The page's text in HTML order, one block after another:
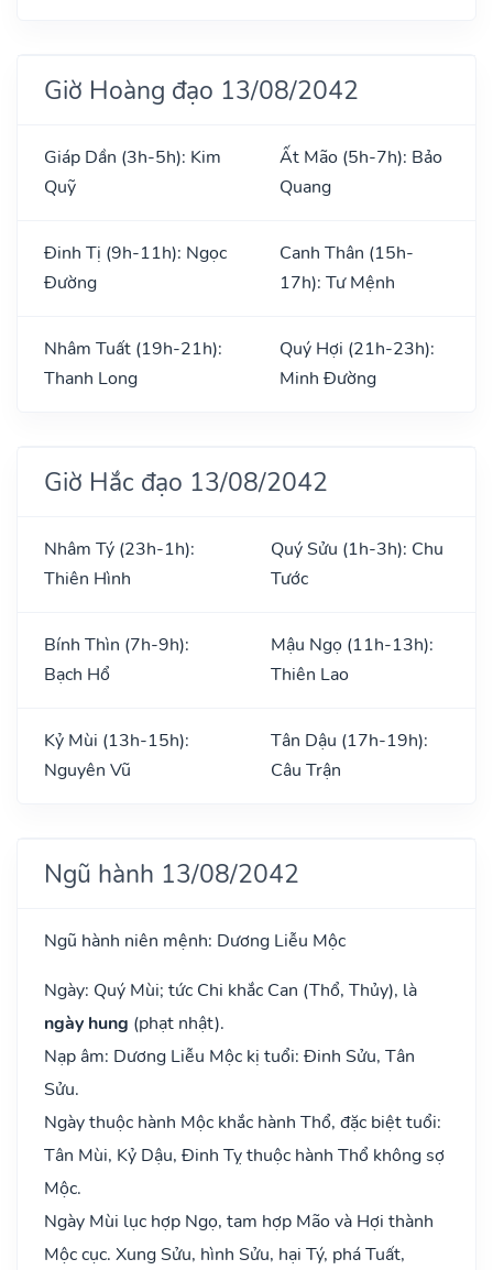
Giờ Hoàng đạo 13/08/2042
Giáp Dần (3h-5h): Kim
Quỹ
Ất Mão (5h-7h): Bảo
Quang
Đinh Tị (9h-11h): Ngọc
Đường
Canh Thân (15h-
17h): Tư Mệnh
Nhâm Tuất (19h-21h):
Thanh Long
Quý Hợi (21h-23h):
Minh Đường
Giờ Hắc đạo 13/08/2042
Nhâm Tý (23h-1h):
Thiên Hình
Quý Sửu (1h-3h): Chu
Tước
Bính Thìn (7h-9h):
Bạch Hổ
Mậu Ngọ (11h-13h):
Thiên Lao
Kỷ Mùi (13h-15h):
Nguyên Vũ
Tân Dậu (17h-19h):
Câu Trận
Ngũ hành 13/08/2042
Ngũ hành niên mệnh: Dương Liễu Mộc
Ngày: Quý Mùi; tức Chi khắc Can (Thổ, Thủy), là
ngày hung (phạt nhật).
Nạp âm: Dương Liễu Mộc kị tuổi: Đinh Sửu, Tân
Sửu.
Ngày thuộc hành Mộc khắc hành Thổ, đặc biệt tuổi:
Tân Mùi, Kỷ Dậu, Đinh Tỵ thuộc hành Thổ không sợ
Mộc.
Ngày Mùi lục hợp Ngọ, tam hợp Mão và Hợi thành
Mộc cục. Xung Sửu, hình Sửu, hại Tý, phá Tuất,